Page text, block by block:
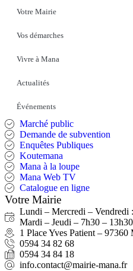
Votre Mairie
Vos démarches
Vivre à Mana
Actualités
Événements
Marché public
Demande de subvention
Enquêtes Publiques
Koutemana
Mana à la loupe
Mana Web TV
Catalogue en ligne
Votre Mairie
Lundi – Mercredi – Vendredi
Mardi – Jeudi – 7h30 –
1 Place Yves Patient –
0594 34 82 68
0594 34 84 18
info.contact@mairie-mana.fr